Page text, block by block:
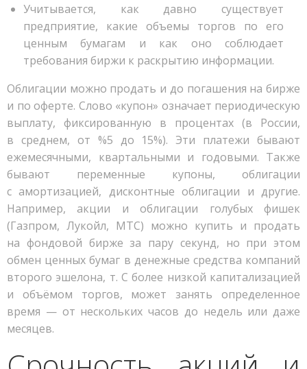
Учитывается, как давно существует
предприятие, какие объемы торгов по его
ценным бумагам и как оно соблюдает
требования биржи к раскрытию информации.
Облигации можно продать и до погашения на бирже
и по оферте. Слово «купон» означает периодическую
выплату, фиксированную в процентах (в России,
в среднем, от %5 до 15%). Эти платежи бывают
ежемесячными, квартальными и годовыми. Также
бывают переменные купоны, облигации
с амортизацией, дисконтные облигации и другие.
Например, акции и облигации голубых фишек
(Газпром, Лукойл, МТС) можно купить и продать
на фондовой бирже за пару секунд, но при этом
обмен ценных бумаг в денежные средства компаний
второго эшелона, т. С более низкой капитализацией
и объёмом торгов, может занять определенное
время — от нескольких часов до недель или даже
месяцев.